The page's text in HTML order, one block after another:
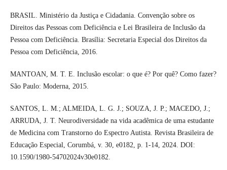
BRASIL. Ministério da Justiça e Cidadania. Convenção sobre os
Direitos das Pessoas com Deficiência e Lei Brasileira de Inclusão da
Pessoa com Deficiência. Brasília: Secretaria Especial dos Direitos da
Pessoa com Deficiência, 2016.
MANTOAN, M. T. E. Inclusão escolar: o que é? Por quê? Como fazer?
São Paulo: Moderna, 2015.
SANTOS, L. M.; ALMEIDA, L. G. J.; SOUZA, J. P.; MACEDO, J.;
ARRUDA, J. T. Neurodiversidade na vida acadêmica de uma estudante
de Medicina com Transtorno do Espectro Autista. Revista Brasileira de
Educação Especial, Corumbá, v. 30, e0182, p. 1-14, 2024. DOI:
10.1590/1980-54702024v30e0182.